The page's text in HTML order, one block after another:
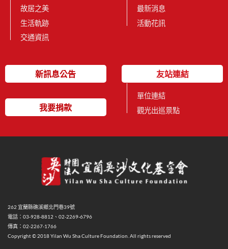
故居之美
生活軌跡
交通資訊
最新消息
活動花訊
新訊息公告
我要捐款
友站連結
單位連結
觀光出巡景點
262 宜蘭縣礁溪鄉北門巷39號
電話：03-928-8812、02-2269-6796
傳真：02-2267-1766
Copyright © 2018 Yilan Wu Sha Culture Foundation. All rights reserved